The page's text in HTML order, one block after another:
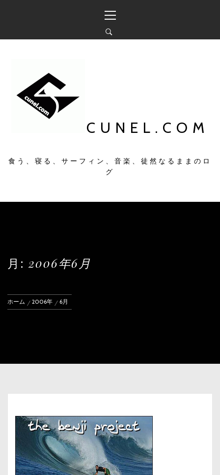
ン
イ
ン
メ
CUNEL.COM
食う、寝る、サーフィン、音楽、徒然なるままのロ
グ
月: 2006年6月
ホーム 2006年 6月